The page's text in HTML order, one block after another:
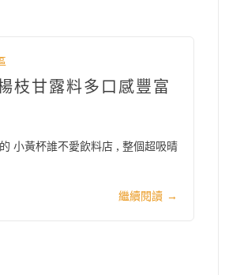
枝甘露料多口感豐富
小黃杯誰不愛飲料店 , 整個超吸晴
繼續閱讀 →